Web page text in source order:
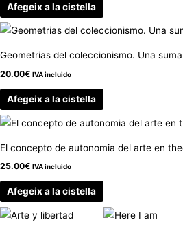
Afegeix a la cistella
Geometrias del coleccionismo. Una
20.00€ IVA incluido
Afegeix a la cistella
El concepto de autonomia del arte en
25.00€ IVA incluido
Afegeix a la cistella